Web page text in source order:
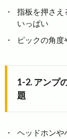
指板を押さえ
いっぱい
ピックの角
1-2. アンプ
題
ヘッドホンや